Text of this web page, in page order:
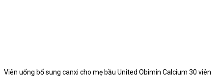
Viên uống bổ sung canxi cho mẹ bầu United Obimin Calcium 30 viên